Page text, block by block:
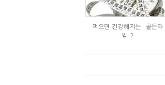
먹으면 건강해지는 `골든타
임`?